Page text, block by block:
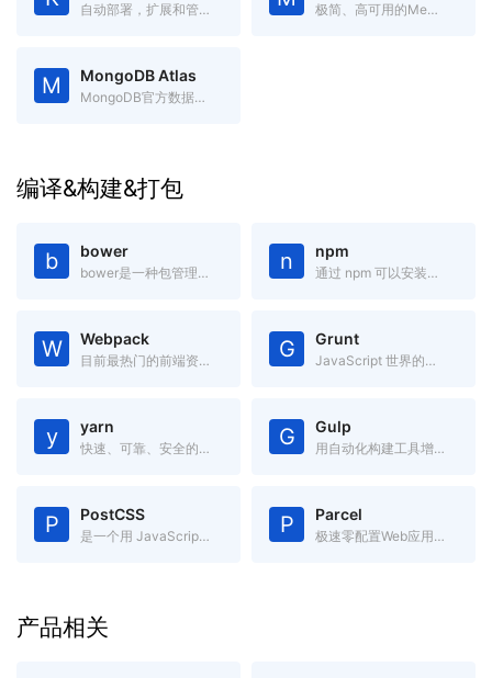
自动部署，扩展和管理容器化应用程序的开源系统 极简、高可用的Memcache服务
M MongoDB Atlas
MongoDB官方数据库服务, 500M免费空间
编译&构建&打包
b bower
bower是一种包管理器,它可用于搜索、安装和卸载如JavaScript、HTML、CSS之类的网络资源。 n npm
通过 npm 可以安装、共享、分发代码,管理项目依赖关系。
W Webpack
目前最热门的前端资源模块化管理和打包工具 G Grunt
JavaScript 世界的构建工具
y yarn
快速、可靠、安全的依赖管理。 G Gulp
用自动化构建工具增强你的工作流程
P PostCSS
是一个用 JavaScript 工具和插件转换 CSS 代码的工具 P Parcel
极速零配置Web应用打包工具
产品相关